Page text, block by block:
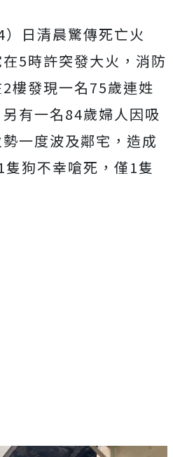
日清晨驚傳死亡火
5時許突發大火，消防
樓發現一名75歲連姓
有一名84歲婦人因吸
一度波及鄰宅，造成
狗不幸嗆死，僅1隻